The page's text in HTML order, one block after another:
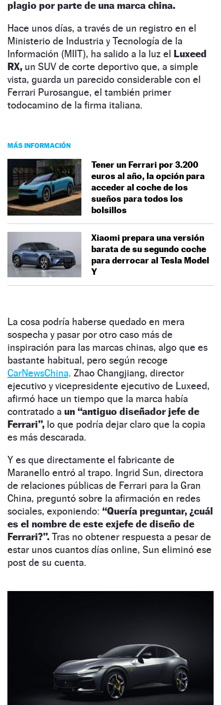
plagio por parte de una marca china.
Hace unos días, a través de un registro en el
Ministerio de Industria y Tecnología de la
Información (MIIT), ha salido a la luz el Luxeed
RX, un SUV de corte deportivo que, a simple
vista, guarda un parecido considerable con el
Ferrari Purosangue, el también primer
todocamino de la firma italiana.
MÁS INFORMACIÓN
Tener un Ferrari por 3.200
euros al año, la opción para
acceder al coche de los
sueños para todos los
bolsillos
Xiaomi prepara una versión
barata de su segundo coche
para derrocar al Tesla Model
Y
La cosa podría haberse quedado en mera
sospecha y pasar por otro caso más de
inspiración para las marcas chinas, algo que es
bastante habitual, pero según recoge
CarNewsChina, Zhao Changjiang, director
ejecutivo y vicepresidente ejecutivo de Luxeed,
afirmó hace un tiempo que la marca había
contratado a un “antiguo diseñador jefe de
Ferrari”, lo que podría dejar claro que la copia
es más descarada.
Y es que directamente el fabricante de
Maranello entró al trapo. Ingrid Sun, directora
de relaciones públicas de Ferrari para la Gran
China, preguntó sobre la afirmación en redes
sociales, exponiendo: “Quería preguntar, ¿cuál
es el nombre de este exjefe de diseño de
Ferrari?”. Tras no obtener respuesta a pesar de
estar unos cuantos días online, Sun eliminó ese
post de su cuenta.